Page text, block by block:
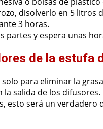
disolverlo en 5 litros
3 horas.
partes y espera unas
de la estufa
para eliminar la
salida de los
esto será un verdadero